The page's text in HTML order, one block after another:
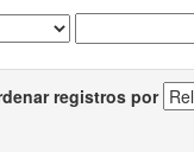
registros por